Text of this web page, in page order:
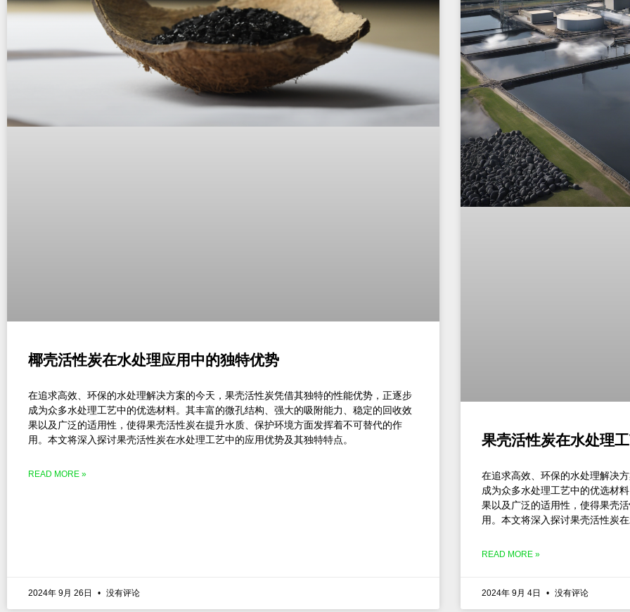
椰壳活性炭在水处理应用中的独特优势
在追求高效、环保的水处理解决方案的今天，果壳活性炭凭借其独特的性能优势，正逐步
成为众多水处理工艺中的优选材料。其丰富的微孔结构、强大的吸附能力、稳定的回收效
果以及广泛的适用性，使得果壳活性炭在提升水质、保护环境方面发挥着不可替代的作
用。本文将深入探讨果壳活性炭在水处理工艺中的应用优势及其独特特点。
READ MORE »
2024年 9月 26日 没有评论
果壳活性炭在水处理
在追求高效、环保的水处理解决
成为众多水处理工艺中的优选材
果以及广泛的适用性，使得果壳
用。本文将深入探讨果壳活性炭
READ MORE »
2024年 9月 4日 没有评论